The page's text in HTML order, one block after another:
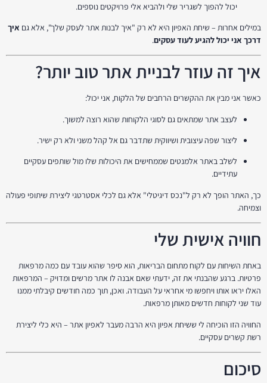
יכול להפוך לשגריר שלי ולהביא אלי פרויקטים נוספים.
במילים אחרות – שיחת האפיון היא לא רק "איך לבנות אתר לעסק שלך", אלא גם איך
דרכך אני יכול להגיע לעוד עסקים.
איך זה עוזר לבניית אתר טוב יותר?
כאשר אני מבין את ההקשרים הרחבים של הלקוח, אני יכול:
לעצב אתר שמתאים גם לסוגי הלקוחות שהוא רוצה למשוך.
ליצור שפה עיצובית ושיווקית שתדבר גם אל קהל משני ולא רק ישיר.
לשלב באתר אלמנטים שממחישים את היכולות שלו מול שותפים עסקיים
עתידיים.
כך, האתר הופך לא רק ל"נכס דיגיטלי" אלא גם לכלי אסטרטגי ליצירת שיתופי פעולה
וצמיחה.
חוויה אישית שלי
באחת השיחות עם לקוח מתחום הבריאות, הוא סיפר שהוא עובד עם כמה מרפאות
פרטיות. ברגע שהבנתי את זה, ידעתי שאם אבנה לו אתר מרשים ומדויק – המרפאות
האלו יראו אותו ויחפשו מי אחראי על העבודה. ואכן, תוך כמה חודשים קיבלתי ממנו
עוד שני לקוחות חדשים מאותן מרפאות.
החוויה הזו הוכיחה לי ששיחת אפיון היא הרבה מעבר לאפיון אתר – היא כלי ליצירת
רשת קשרים עסקיים.
סיכום